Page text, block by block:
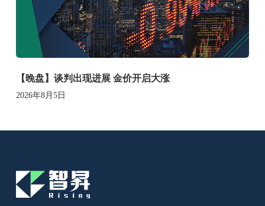
【晚盘】谈判出现进展 金价开启大涨
2026年8月5日